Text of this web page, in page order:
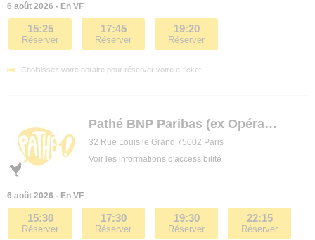
6 août 2026 - En VF
15:25
Réserver
17:45
Réserver
19:20
Réserver
Choisissez votre horaire pour réserver votre e-ticket.
Pathé BNP Paribas (ex Opéra premier)
32 Rue Louis le Grand 75002 Paris
Voir les informations d'accessibilité
6 août 2026 - En VF
15:30
Réserver
17:30
Réserver
19:30
Réserver
22:15
Réserver